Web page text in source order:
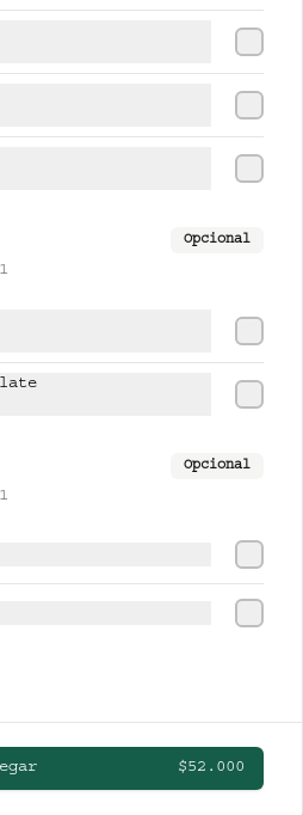
$37.500
CLUB COLOMBIA RUBIA
Opcional
Opcional
$52.000